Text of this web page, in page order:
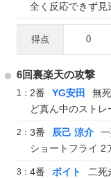
全く反応できず見
得点 0
6回裏楽天の攻撃
1： 2番 YG安田
無
ど真ん中のスト
2： 3番 辰己 涼介
ショートフライ 2
3： 4番 ボイト
二死